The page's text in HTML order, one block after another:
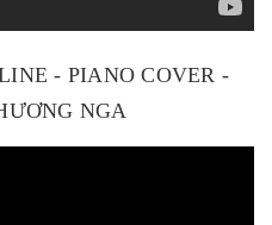
- PIANO COVER -
NGA